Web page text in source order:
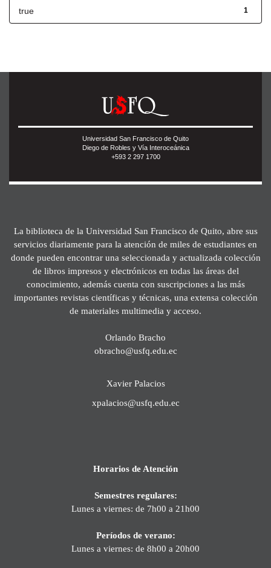
1
true
Universidad San Francisco de Quito
Diego de Robles y Vía Interoceánica
+593 2 297 1700
La biblioteca de la Universidad San Francisco de Quito, abre sus
servicios diariamente para la atención de miles de estudiantes en
donde pueden encontrar una seleccionada y actualizada colección
de libros impresos y electrónicos en todas las áreas del
conocimiento, además cuenta con suscripciones a las más
importantes revistas científicas y técnicas, una extensa colección
de materiales multimedia y acceso.
Orlando Bracho
obracho@usfq.edu.ec
Xavier Palacios
xpalacios@usfq.edu.ec
Horarios de Atención
Semestres regulares:
Lunes a viernes: de 7h00 a 21h00
Períodos de verano:
Lunes a viernes: de 8h00 a 20h00